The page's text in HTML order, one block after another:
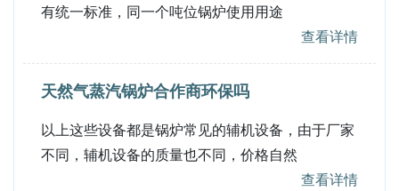
有统一标准，同一个吨位锅炉使用用途
查看详情
天然气蒸汽锅炉合作商环保吗
以上这些设备都是锅炉常见的辅机设备，由于厂家
不同，辅机设备的质量也不同，价格自然
查看详情